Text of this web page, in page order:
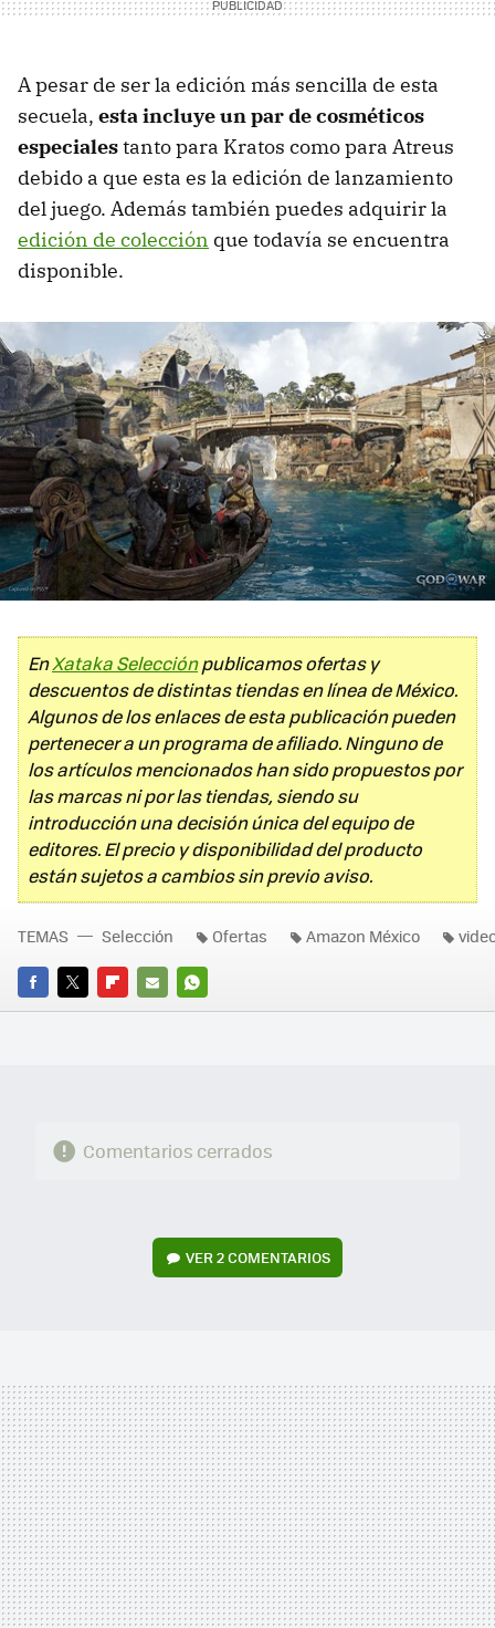
A pesar de ser la edición más sencilla de esta
secuela, esta incluye un par de cosméticos
especialestanto para Kratos como para Atreus
debido a que esta es la edición de lanzamiento
del juego. Además también puedes adquirir la
edición de colección que todavía se encuentra
disponible.
EnXataka Selecciónpublicamos ofertas y
descuentos de distintas tiendas en línea de México.
Algunos de los enlaces de esta publicación pueden
pertenecer a un programa de afiliado. Ninguno de
los artículos mencionados han sido propuestos por
las marcas ni por las tiendas, siendo su
introducción una decisión única del equipo de
editores. El precio y disponibilidad del producto
están sujetos a cambios sin previo aviso.
FACEBOOK
TWITTERFLIPBOARD
E-
WHATSAPP
TEMAS Selección Ofertas Amazon México
Comentarios cerrados
VER2 COMENTARIOS